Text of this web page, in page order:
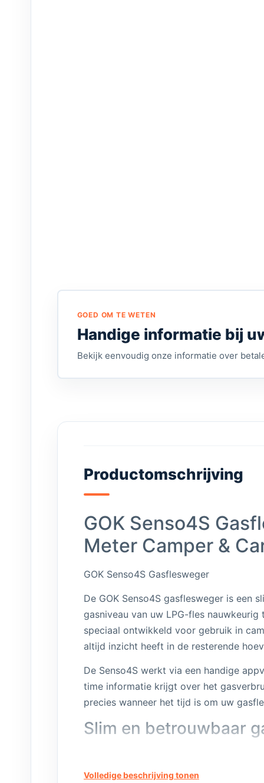
GOED OM TE WETEN
Handige informatie bij
Bekijk eenvoudig onze informatie over
Productomschrijving
GOK Senso4S
Meter Camper &
GOK Senso4S Gasflesweger
De GOK Senso4S gasflesweger is een
gasniveau van uw LPG-fles
speciaal ontwikkeld voor gebruik in
altijd inzicht heeft in de resterende
De Senso4S werkt via een handige
time informatie krijgt over het
precies wanneer het tijd is om uw
Slim en betrouwbaar
continu het gewicht van de gasfles en
Volledige beschrijving tonen